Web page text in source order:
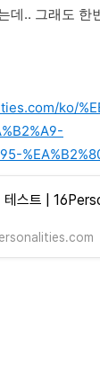
데.. 그래도 한
ko/
테스트 |